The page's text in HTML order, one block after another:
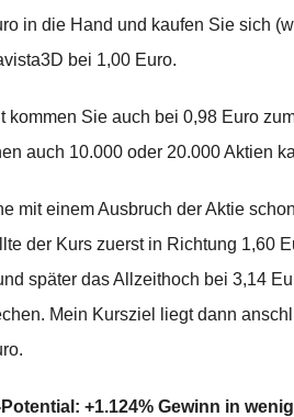
in die Hand und kaufen Sie sich
bei 1,00 Euro.
kommen Sie auch bei 0,98 Euro
auch 10.000 oder 20.000 Aktien
mit einem Ausbruch der Aktie
der Kurs zuerst in Richtung 1,60
später das Allzeithoch bei 3,14
Mein Kursziel liegt dann
+1.124% Gewinn in